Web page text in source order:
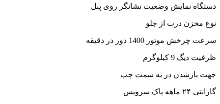
دستگاه نمایش وضعیت نشانگر روی پنل
نوع مخزن درب از جلو
سرعت چرخش موتور 1400 دور در دقیقه
ظرفیت دیگ 9 کیلوگرم
جهت بازشدن در به سمت چپ
گارانتی ۲۴ ماهه پاک سرویس